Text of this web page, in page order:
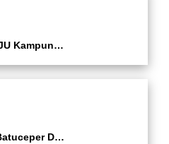
Pemeliharaan Lampu PJU Kampung Terang Di Wilayah RT 04/06 Kelurahan Batusari Kecamatan Batuceper Kota Tangerang
Sekretaris Kecamatan Batuceper Dan Kasi Kemas Kecamatan Batuceper Mendampingi TIM PKK Kota Tangerang Monitoring Kegiatan Projects Galeri Pelangi Di Kampung Jimpitan KB2 Rw 03 Kelurahan Batujaya, Rw 08 Kelurahan Batuceper Dan Paud Kemuning RW 08 Kelurahan